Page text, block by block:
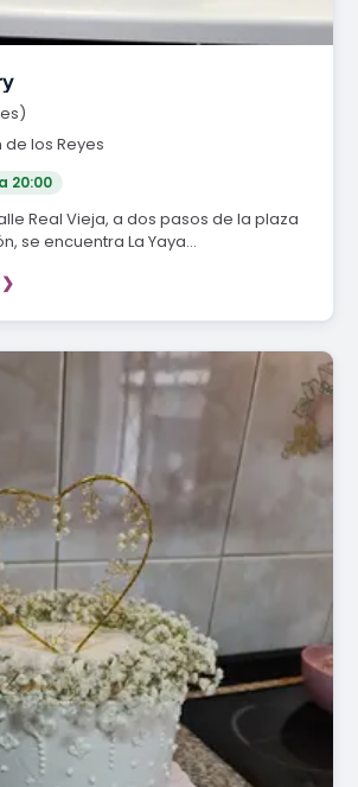
los Reyes
20:00
Real Vieja, a dos pasos de la plaza
se encuentra La Yaya…
❯